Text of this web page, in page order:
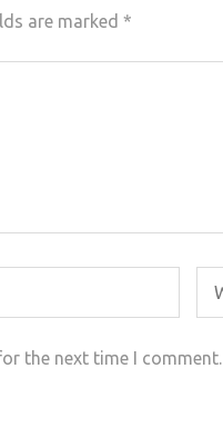
are marked *
the next time I comment.